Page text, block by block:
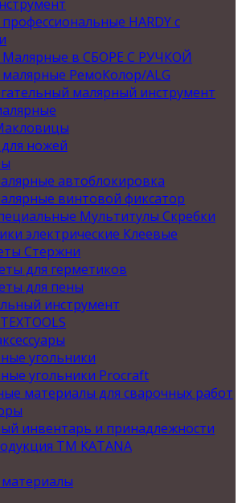
HARDY с
Малярные в СБОРЕ С РУЧКОЙ
РемоКолор/ALG
малярный инструмент
ножей
автоблокировка
винтовой фиксатор
Мультитулы Скребки
электрические Клеевые
Стержни
для герметиков
для пены
инструмент
угольники
угольники Procraft
материалы для сварочных работ
инвентарь и принадлежности
ТМ KATANA